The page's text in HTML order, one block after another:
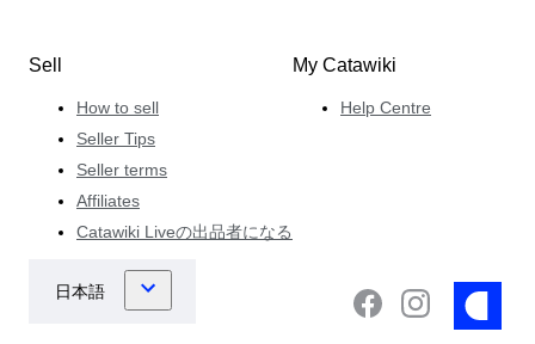
Sell
How to sell
Seller Tips
Seller terms
Affiliates
Catawiki Liveの出品者になる
My Catawiki
Help Centre